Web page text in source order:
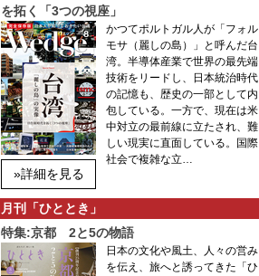
を拓く「3つの視座」
»詳細を見る
かつてポルトガル人が「フォル
モサ（麗しの島）」と呼んだ台
湾。半導体産業で世界の最先端
技術をリードし、日本統治時代
の記憶も、歴史の一部として内
包している。一方で、現在は米
中対立の最前線に立たされ、難
しい現実に直面している。国際
社会で複雑な立…
月刊「ひととき」
特集:京都 2と5の物語
日本の文化や風土、人々の営み
を伝え、旅へと誘ってきた「ひ